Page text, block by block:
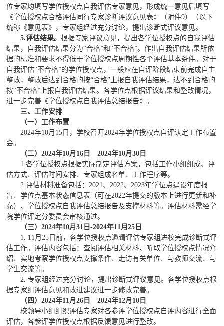
位专家均填写学位授权点自我评估专家意见，形成统一意见后填写
《学位授权点合格评估同行专家诊断评议意见表》（附件9）（以下
统称《意见表》，专家组经过充分讨论，提出诊断式评议意见。
5.评估结果。 根据专家评议意见，提出各学位授权点的自我评估
结果，自我评估结果分为“合格”和“不合格”。作出自我评估结果所依
据的标准和要求不得低于学位授权点周期性各个评估基本条件。对于
自我评估“不合格”的学位授权点，一般应在自评阶段结束前完成自主
整改，整改后达到合格的按“合格”上报自我评估结果，达不到合格的
按“不合格”上报自我评估结果。各学位点根据评议结果和整改情况，
进一步完善《学位授权点自我评估总结报告》。
三、工作安排
（一） 工作布置
2024年10月15日，学校召开2024年学位授权点自评认定工作布置
会。
（二）2024年10月 16日—2024年10月 30日
1.各学位授权点根据实际制定评估方案，包括工作小组组成、评
估方式、评估时间安排、专家组成名单、工作程序等。
2.评估材料准备包括：2021、2022、2023年学位点建设年度报
告、学位点基本状态信息表（可在2022年提交的版本上进行更新和补
充）、学位授权点自我评估总结报告及支撑材料等。评估材料需经学
院学位评定分委员会审核通过。
（三）2024年10月 31 日-2024年1 1 月 25日
1. 11月25日前，各学位授权点邀请评估专家组进校完成诊断式评
估工作。评估内容包括：查阅评估相关材料、听取学位授权点情况介
绍、实地考察学位授权点支撑条件、走访有关单位、与教师交流、与
学生交流等。
2. 专家组经过充分讨论，提出诊断式评议意见。各学位授权点根
据专家组评估意见和改进建议进一步修改完善。
（四 ） 2024年11月26日—2024年12月10日
校领导小组组织评估专家对各参评学位授权点自评内容进行全面
评估，各参评学位授权点根据反馈意见进行整改。